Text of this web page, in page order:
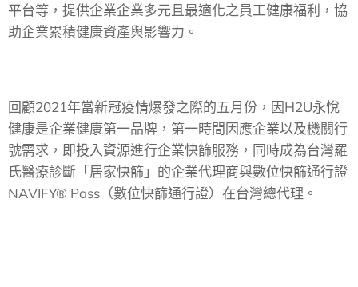
平台等，提供企業企業多元且最適化之員工健康福利，協
助企業累積健康資產與影響力。
回顧2021年當新冠疫情爆發之際的五月份，因H2U永悅
健康是企業健康第一品牌，第一時間因應企業以及機關行
號需求，即投入資源進行企業快篩服務，同時成為台灣羅
氏醫療診斷「居家快篩」的企業代理商與數位快篩通行證
NAVIFY® Pass（數位快篩通行證）在台灣總代理。